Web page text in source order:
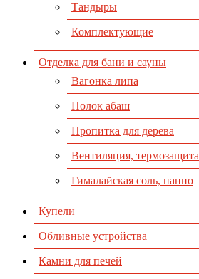
Тандыры
Комплектующие
Отделка для бани и сауны
Вагонка липа
Полок абаш
Пропитка для дерева
Вентиляция, термозащита
Гималайская соль, панно
Купели
Обливные устройства
Камни для печей